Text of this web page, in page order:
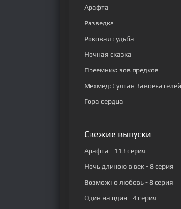
Арафта
Разведка
Роковая судьба
Ночная сказка
Преемник: зов предков
Мехмед: Султан Завоевателей
Гора сердца
Свежие выпуски
Арафта - 113 серия
Ночь длиною в век- 8 серия
Возможно любовь- 8 серия
Один на один - 4 серия